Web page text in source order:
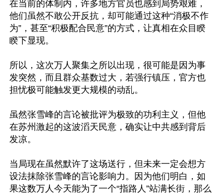
在当前的体制内，许多地方官员也感到局势艰难，
他们虽然不敢公开反抗，却可能通过这种“消极不作
为”，甚至“积极配合民意”的方式，让真相在众目睽
睽下显现。
所以，这次万人聚集之所以出现，很可能是因为事
发突然，而且群众基数过大，若强行镇压，官方也
担忧极可能触发更大规模的动乱。
虽然张雪峰的言论被批评为极致的功利主义，但他
在苏州激起的这波滔天民意，确实让中共感到背后
发凉。
当局现在虽然默许了这场送行，但未来一定会想方
设法抹除张雪峰的言论影响力。因为他们明白，如
果这数万人今天能为了一个“指路人”站满长街，那么